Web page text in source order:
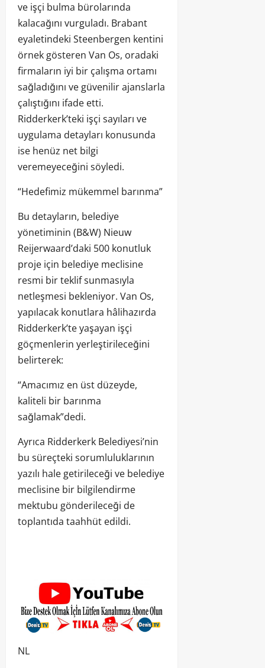
ve işçi bulma bürolarında
kalacağını vurguladı. Brabant
eyaletindeki Steenbergen kentini
örnek gösteren Van Os, oradaki
firmaların iyi bir çalışma ortamı
sağladığını ve güvenilir ajanslarla
çalıştığını ifade etti.
Ridderkerk’teki işçi sayıları ve
uygulama detayları konusunda
ise henüz net bilgi
veremeyeceğini söyledi.
“Hedefimiz mükemmel barınma”
Bu detayların, belediye
yönetiminin (B&W) Nieuw
Reijerwaard’daki 500 konutluk
proje için belediye meclisine
resmi bir teklif sunmasıyla
netleşmesi bekleniyor. Van Os,
yapılacak konutlara hâlihazırda
Ridderkerk’te yaşayan işçi
göçmenlerin yerleştirileceğini
belirterek:
“Amacımız en üst düzeyde,
kaliteli bir barınma
sağlamak”dedi.
Ayrıca Ridderkerk Belediyesi’nin
bu süreçteki sorumluluklarının
yazılı hale getirileceği ve belediye
meclisine bir bilgilendirme
mektubu gönderileceği de
toplantıda taahhüt edildi.
NL